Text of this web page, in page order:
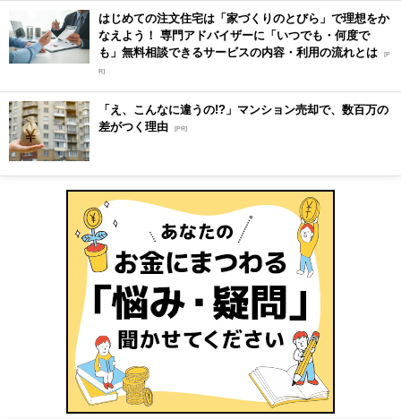
はじめての注文住宅は「家づくりのとびら」で理想をか
なえよう！ 専門アドバイザーに「いつでも・何度で
も」無料相談できるサービスの内容・利用の流れとは [P
R]
「え、こんなに違うの!?」マンション売却で、数百万の
差がつく理由 [PR]